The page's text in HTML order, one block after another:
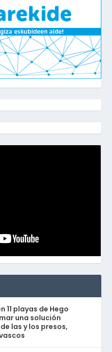
11 playas de Hego
una solución
las y los presos,